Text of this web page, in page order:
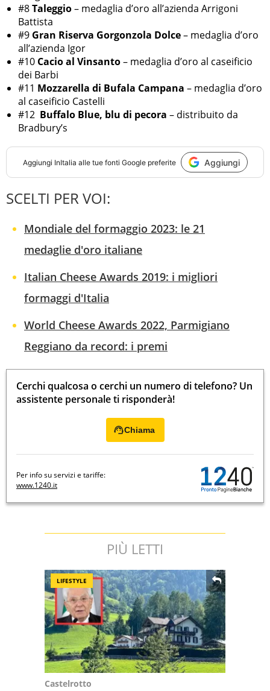
#8Taleggio– medaglia d’oro all’azienda Arrigoni
Battista
#9 Gran Riserva Gorgonzola Dolce– medaglia d’oro
all’azienda Igor
#10 Cacio al Vinsanto– medaglia d’oro al caseificio
dei Barbi
#11 Mozzarella di Bufala Campana – medaglia d’oro
al caseificio Castelli
#12 Buffalo Blue, blu di pecora – distribuito da
Bradbury’s
Aggiungi InItalia alle tue fonti Google preferite Aggiungi
SCELTI PER VOI:
Mondiale del formaggio 2023: le 21
medaglie d'oro italiane
Italian Cheese Awards 2019: i migliori
formaggi d'Italia
World Cheese Awards 2022, Parmigiano
Reggiano da record: i premi
Cerchi qualcosa o cerchi un numero di telefono? Un
assistente personale ti risponderà!
Chiama
Per info su servizi e tariffe:
www.1240.it
PIÙ LETTI
LIFESTYLE
Castelrotto